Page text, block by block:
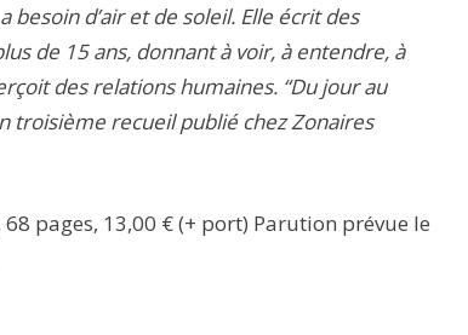
besoin d’air et de soleil. Elle écrit des
de 15 ans, donnant à voir, à entendre, à
des relations humaines. “Du jour au
troisième recueil publié chez Zonaires
68 pages, 13,00 € (+ port) Parution prévue le